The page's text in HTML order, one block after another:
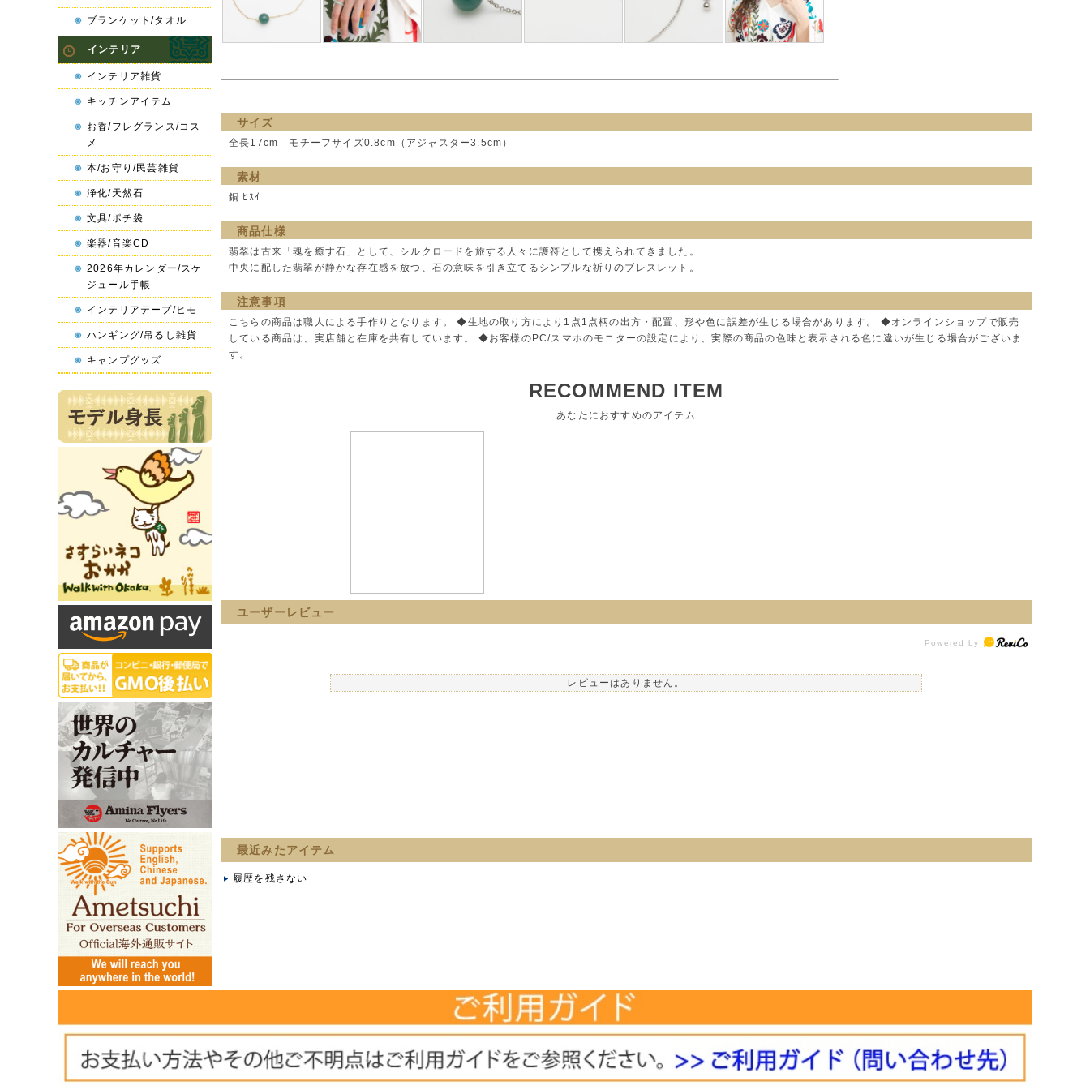
サイズ
全長17cm モチーフサイズ0.8cm（アジャスター3.5cm）
素材
銅 ﾋｽｲ
商品仕様
翡翠は古来「魂を癒す石」として、シルクロードを旅する人々に護符として携えられてきました。
中央に配した翡翠が静かな存在感を放つ、石の意味を引き立てるシンプルな祈りのブレスレット。
注意事項
こちらの商品は職人による手作りとなります。 ◆生地の取り方により1点1点柄の出方・配置、形や色に誤差が生じる場合があります。 ◆オンラインショップで販売
している商品は、実店舗と在庫を共有しています。 ◆お客様のPC/スマホのモニターの設定により、実際の商品の色味と表示される色に違いが生じる場合がございま
す。
RECOMMEND ITEM
あなたにおすすめのアイテム
ユーザーレビュー
レビューはありません。
最近みたアイテム
履歴を残さない
ブランケット/タオル
インテリア
インテリア雑貨
キッチンアイテム
お香/フレグランス/コス
メ
本/お守り/民芸雑貨
浄化/天然石
文具/ポチ袋
楽器/音楽CD
2026年カレンダー/スケ
ジュール手帳
インテリアテープ/ヒモ
ハンギング/吊るし雑貨
キャンプグッズ